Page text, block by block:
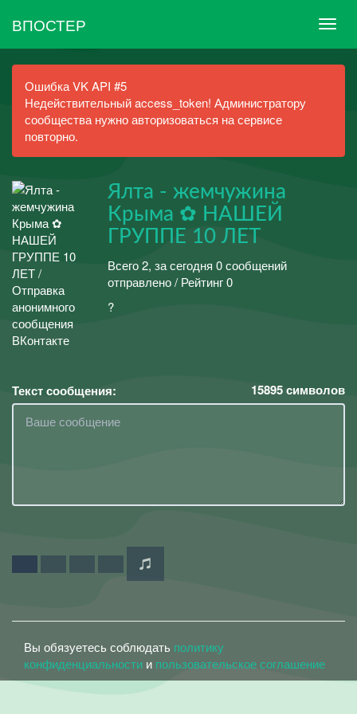
ВПОСТЕР
Ошибка VK API #5
Недействительный access_token! Администратору
сообщества нужно авторизоваться на сервисе
повторно.
Ялта - жемчужина
Крыма ✿ НАШЕЙ
ГРУППЕ 10 ЛЕТ
Всего 2, за сегодня 0 сообщений
отправлено / Рейтинг 0
?
Текст сообщения: 15895символов
Вы обязуетесь соблюдать политику
конфиденциальности и пользовательское соглашение